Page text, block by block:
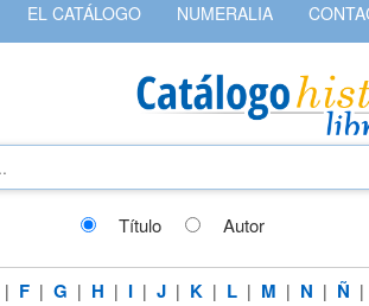
EL CATÁLOGO NUMERALIA
Título Autor
| F | G | H | I | J | K | L | M | N | Ñ